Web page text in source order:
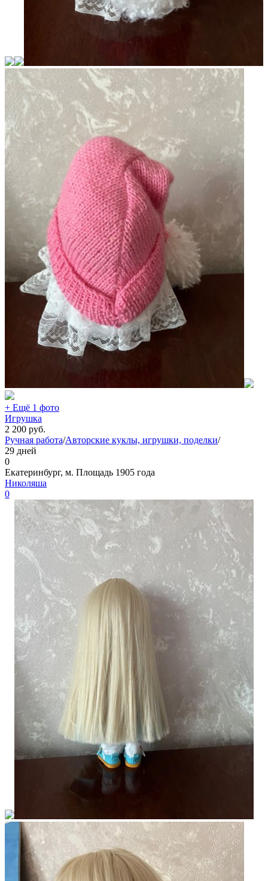
+ Ещё 1 фото
Игрушка
2 200 руб.
Ручная работа/Авторские куклы, игрушки, поделки/
29 дней
0
Екатеринбург, м. Площадь 1905 года
Николяша
0